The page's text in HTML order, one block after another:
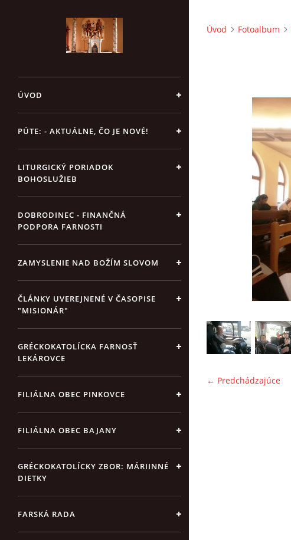
ÚVOD
PÚTE: - AKTUÁLNE, ČO JE NOVÉ!
LITURGICKÝ PORIADOK
BOHOSLUŽIEB
DOBRODINEC - FINANČNÁ
PODPORA FARNOSTI
ZAMYSLENIE NAD BOŽÍM SLOVOM
ČLÁNKY UVEREJNENÉ V ČASOPISE
"MISIONÁR"
GRÉCKOKATOLÍCKA FARNOSŤ
LEKÁROVCE
FILIÁLNA OBEC PINKOVCE
FILIÁLNA OBEC BAJANY
GRÉCKOKATOLÍCKY ZBOR: MÁRIINNÉ
DIETKY
FARSKÁ RADA
Úvod Fotoalbum
← Predchádzajúce